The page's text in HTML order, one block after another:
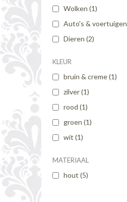
Wolken (1)
Auto's & voertuigen
Dieren (2)
KLEUR
bruin & creme(1)
zilver(1)
rood (1)
groen (1)
wit (1)
MATERIAAL
hout (5)